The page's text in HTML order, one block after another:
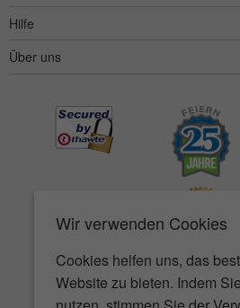
Wir verwenden Cookies
Cookies helfen uns, das
Website zu bieten. Indem
Hilfe
Über uns